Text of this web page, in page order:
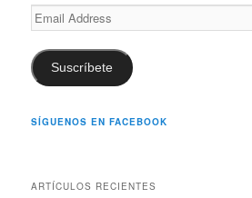
Email
Address
Suscríbete
SÍGUENOS EN FACEBOOK
ARTÍCULOS RECIENTES